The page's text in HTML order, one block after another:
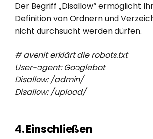
Der Begriff „Disallow“ ermöglicht
Definition von Ordnern und
nicht durchsucht werden dürfen.
# avenit erklärt die robots.txt
User-agent: Googlebot
Disallow: /admin/
Disallow: /upload/
4. Einschließen